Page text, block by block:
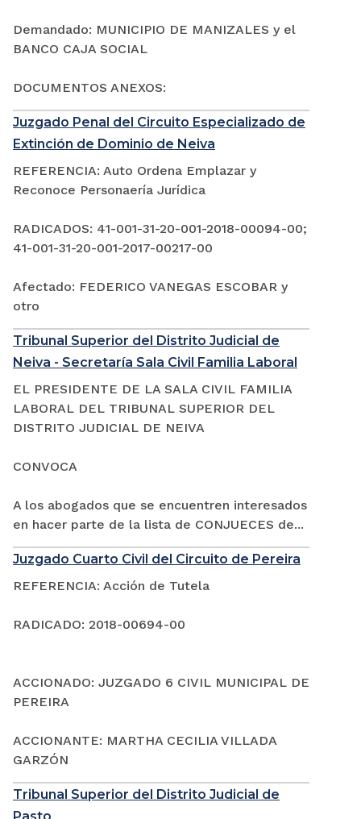
Demandado: MUNICIPIO DE MANIZALES y el
BANCO CAJA SOCIAL
DOCUMENTOS ANEXOS:
Juzgado Penal del Circuito Especializado de
Extinción de Dominio de Neiva
REFERENCIA: Auto Ordena Emplazar y
Reconoce Personaería Jurídica
RADICADOS: 41-001-31-20-001-2018-00094-00;
41-001-31-20-001-2017-00217-00
Afectado: FEDERICO VANEGAS ESCOBAR y
otro
Tribunal Superior del Distrito Judicial de
Neiva - Secretaría Sala Civil Familia Laboral
EL PRESIDENTE DE LA SALA CIVIL FAMILIA
LABORAL DEL TRIBUNAL SUPERIOR DEL
DISTRITO JUDICIAL DE NEIVA
CONVOCA
A los abogados que se encuentren interesados
en hacer parte de la lista de CONJUECES de...
Juzgado Cuarto Civil del Circuito de Pereira
REFERENCIA: Acción de Tutela
RADICADO: 2018-00694-00
ACCIONADO: JUZGADO 6 CIVIL MUNICIPAL DE
PEREIRA
ACCIONANTE: MARTHA CECILIA VILLADA
GARZÓN
Tribunal Superior del Distrito Judicial de